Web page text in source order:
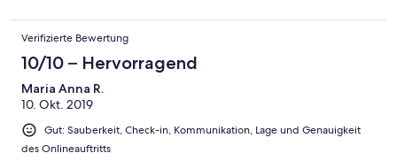
Verifizierte Bewertung
10/10 – Hervorragend
Maria Anna R.
10. Okt. 2019
Gut: Sauberkeit, Check-in, Kommunikation, Lage und Genauigkeit
des Onlineauftritts